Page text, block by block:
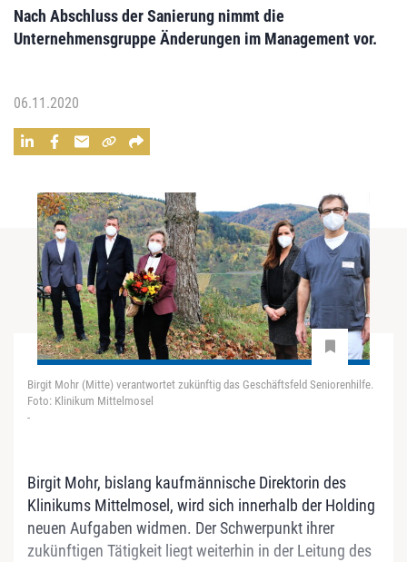
Nach Abschluss der Sanierung nimmt die
Unternehmensgruppe Änderungen im Management vor.
06.11.2020
Birgit Mohr (Mitte) verantwortet zukünftig das Geschäftsfeld Seniorenhilfe.
Foto: Klinikum Mittelmosel
-
Birgit Mohr, bislang kaufmännische Direktorin des
Klinikums Mittelmosel, wird sich innerhalb der Holding
neuen Aufgaben widmen. Der Schwerpunkt ihrer
zukünftigen Tätigkeit liegt weiterhin in der Leitung des